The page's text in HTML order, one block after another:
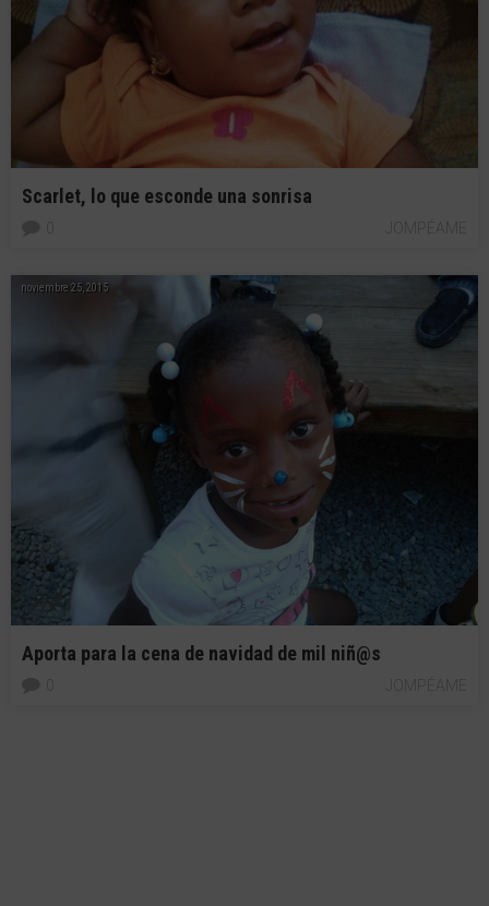
Scarlet, lo que esconde una sonrisa
noviembre 25, 2015
Aporta para la cena de navidad de mil niñ@s